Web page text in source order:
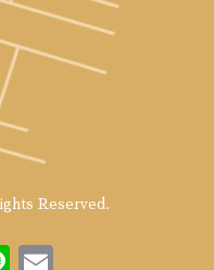
(1)
(5)
(1)
(9)
Reserved.
Li